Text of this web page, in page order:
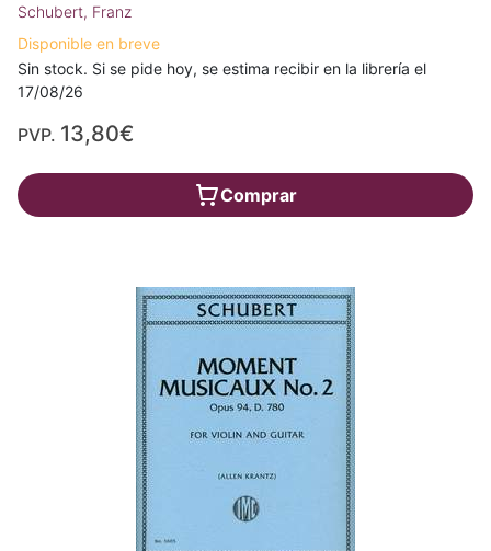
Schubert, Franz
Disponible en breve
Sin stock. Si se pide hoy, se estima recibir en la librería el
17/08/26
PVP. 13,80€
Comprar